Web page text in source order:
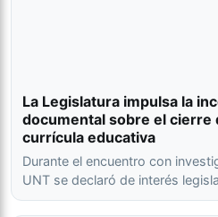
La Legislatura impulsa la
documental sobre el cierre
currícula educativa
Durante el encuentro con
UNT se declaró de interés